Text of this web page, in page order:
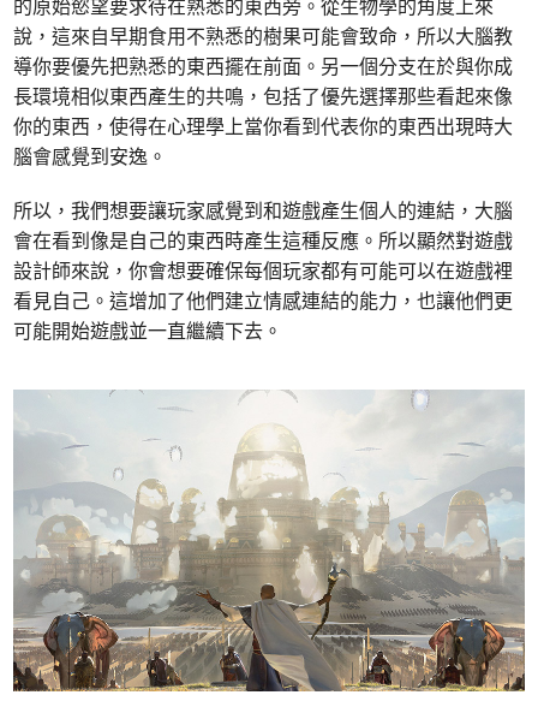
的原始慾望要求待在熟悉的東西旁。從生物學的角度上來
說，這來自早期食用不熟悉的樹果可能會致命，所以大腦教
導你要優先把熟悉的東西擺在前面。另一個分支在於與你成
長環境相似東西產生的共鳴，包括了優先選擇那些看起來像
你的東西，使得在心理學上當你看到代表你的東西出現時大
腦會感覺到安逸。
所以，我們想要讓玩家感覺到和遊戲產生個人的連結，大腦
會在看到像是自己的東西時產生這種反應。所以顯然對遊戲
設計師來說，你會想要確保每個玩家都有可能可以在遊戲裡
看見自己。這增加了他們建立情感連結的能力，也讓他們更
可能開始遊戲並一直繼續下去。